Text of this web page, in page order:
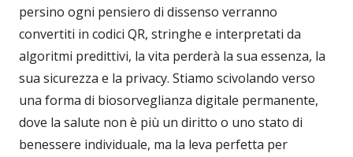
persino ogni pensiero di dissenso verranno
convertiti in codici QR, stringhe e interpretati da
algoritmi predittivi, la vita perderà la sua essenza, la
sua sicurezza e la privacy. Stiamo scivolando verso
una forma di biosorveglianza digitale permanente,
dove la salute non è più un diritto o uno stato di
benessere individuale, ma la leva perfetta per